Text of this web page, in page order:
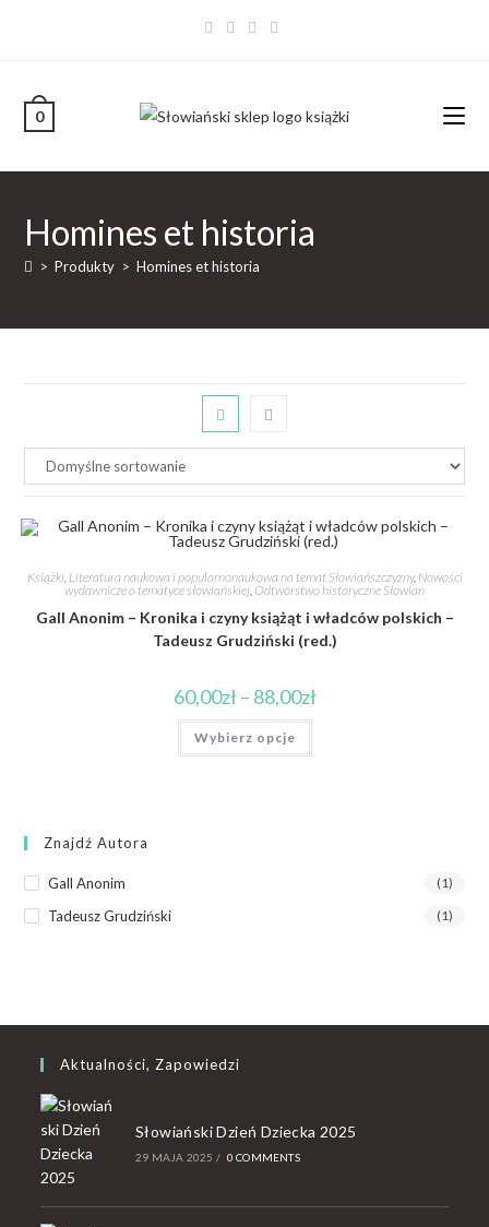
0
Homines et historia
> Produkty > Homines et historia
Książki, Literatura naukowa i popularnonaukowa na temat Słowiańszczyzny, Nowości
wydawnicze o tematyce słowiańskiej, Odtwórstwo historyczne Słowian
Gall Anonim – Kronika i czyny książąt i władców polskich –
Tadeusz Grudziński (red.)
60,00zł – 88,00zł
Wybierz opcje
Znajdź Autora
Gall Anonim (1)
Tadeusz Grudziński (1)
Aktualności, Zapowiedzi
Słowiański Dzień Dziecka 2025
29 MAJA 2025 / 0 COMMENTS